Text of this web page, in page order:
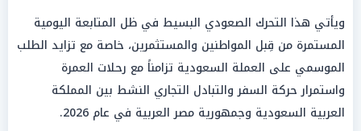
ويأتي هذا التحرك الصعودي البسيط في ظل المتابعة اليومية
المستمرة من قِبل المواطنين والمستثمرين، خاصة مع تزايد الطلب
الموسمي على العملة السعودية تزامناً مع رحلات العمرة
واستمرار حركة السفر والتبادل التجاري النشط بين المملكة
العربية السعودية وجمهورية مصر العربية في عام 2026.